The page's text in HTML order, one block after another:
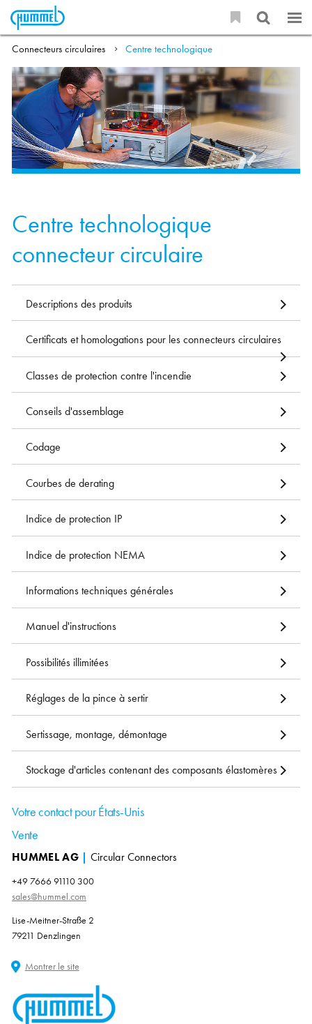
Connecteurs circulaires Centre technologique
Centre technologique
connecteur circulaire
Descriptions des produits
Certificats et homologations pour les connecteurs circulaires
Classes de protection contre l'incendie
Conseils d'assemblage
Codage
Courbes de derating
Indice de protection IP
Indice de protection NEMA
Informations techniques générales
Manuel d'instructions
Possibilités illimitées
Réglages de la pince à sertir
Sertissage, montage, démontage
Stockage d'articles contenant des composants élastomères
Votre contact pour États-Unis
Vente
HUMMEL AG | Circular Connectors
+49 7666 91110 300
sales@hummel.com
Lise-Meitner-Straße 2
79211 Denzlingen
Montrer le site